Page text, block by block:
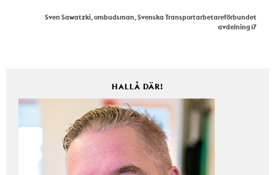
Sven Sawatzki, ombudsman, Svenska Transportarbetareförbundet
avdelning 17
HALLÅ DÄR!